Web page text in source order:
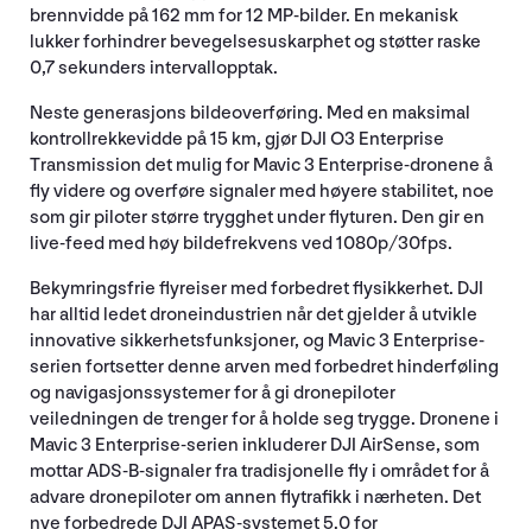
brennvidde på 162 mm for 12 MP-bilder. En mekanisk
lukker forhindrer bevegelsesuskarphet og støtter raske
0,7 sekunders intervallopptak.
Neste generasjons bildeoverføring. Med en maksimal
kontrollrekkevidde på 15 km, gjør DJI O3 Enterprise
Transmission det mulig for Mavic 3 Enterprise-dronene å
fly videre og overføre signaler med høyere stabilitet, noe
som gir piloter større trygghet under flyturen. Den gir en
live-feed med høy bildefrekvens ved 1080p/30fps.
Bekymringsfrie flyreiser med forbedret flysikkerhet. DJI
har alltid ledet droneindustrien når det gjelder å utvikle
innovative sikkerhetsfunksjoner, og Mavic 3 Enterprise-
serien fortsetter denne arven med forbedret hinderføling
og navigasjonssystemer for å gi dronepiloter
veiledningen de trenger for å holde seg trygge. Dronene i
Mavic 3 Enterprise-serien inkluderer DJI AirSense, som
mottar ADS-B-signaler fra tradisjonelle fly i området for å
advare dronepiloter om annen flytrafikk i nærheten. Det
nye forbedrede DJI APAS-systemet 5.0 for